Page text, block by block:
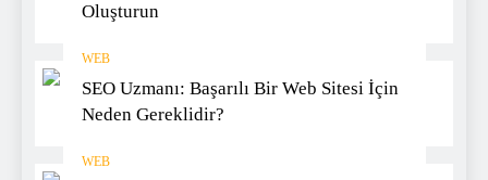
Oluşturun
WEB
SEO Uzmanı: Başarılı Bir Web Sitesi İçin
Neden Gereklidir?
WEB